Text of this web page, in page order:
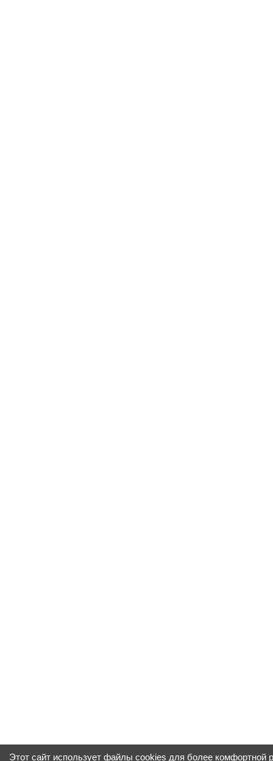
Этот сайт использует файлы cookies для более комфортной